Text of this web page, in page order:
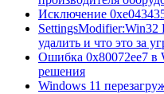
Исключение
удалить и что это за
Ошибка 0x80072ee7 в
решения
Windows 11